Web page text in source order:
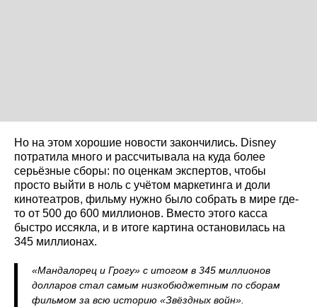
Но на этом хорошие новости закончились. Disney
потратила много и рассчитывала на куда более
серьёзные сборы: по оценкам экспертов, чтобы
просто выйти в ноль с учётом маркетинга и доли
кинотеатров, фильму нужно было собрать в мире где-
то от 500 до 600 миллионов. Вместо этого касса
быстро иссякла, и в итоге картина остановилась на
345 миллионах.
«Мандалорец и Грогу» с итогом в 345 миллионов
долларов стал самым низкобюджетным по сборам
фильмом за всю историю «Звёздных войн».